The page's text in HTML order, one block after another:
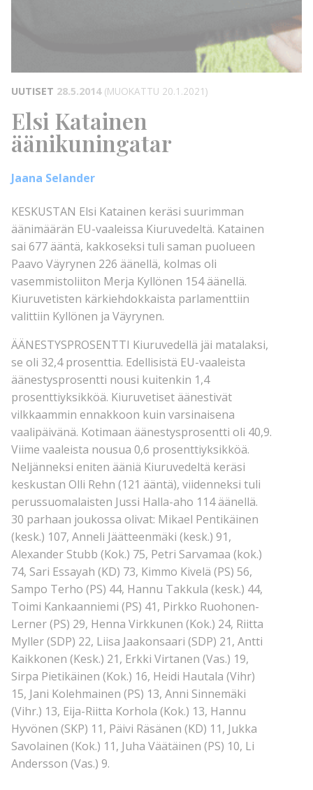
UUTISET 28.5.2014 (MUOKATTU 20.1.2021)
Elsi Katainen
äänikuningatar
Jaana Selander
KESKUSTAN Elsi Katainen keräsi suurimman
äänimäärän EU-vaaleissa Kiuruvedeltä. Katainen
sai 677 ääntä, kakkoseksi tuli saman puolueen
Paavo Väyrynen 226 äänellä, kolmas oli
vasemmistoliiton Merja Kyllönen 154 äänellä.
Kiuruvetisten kärkiehdokkaista parlamenttiin
valittiin Kyllönen ja Väyrynen.
ÄÄNESTYSPROSENTTI Kiuruvedellä jäi matalaksi,
se oli 32,4 prosenttia. Edellisistä EU-vaaleista
äänestysprosentti nousi kuitenkin 1,4
prosenttiyksikköä. Kiuruvetiset äänestivät
vilkkaammin ennakkoon kuin varsinaisena
vaalipäivänä. Kotimaan äänestysprosentti oli 40,9.
Viime vaaleista nousua 0,6 prosenttiyksikköä.
Neljänneksi eniten ääniä Kiuruvedeltä keräsi
keskustan Olli Rehn (121 ääntä), viidenneksi tuli
perussuomalaisten Jussi Halla-aho 114 äänellä.
30 parhaan joukossa olivat: Mikael Pentikäinen
(kesk.) 107, Anneli Jäätteenmäki (kesk.) 91,
Alexander Stubb (Kok.) 75, Petri Sarvamaa (kok.)
74, Sari Essayah (KD) 73, Kimmo Kivelä (PS) 56,
Sampo Terho (PS) 44, Hannu Takkula (kesk.) 44,
Toimi Kankaanniemi (PS) 41, Pirkko Ruohonen-
Lerner (PS) 29, Henna Virkkunen (Kok.) 24, Riitta
Myller (SDP) 22, Liisa Jaakonsaari (SDP) 21, Antti
Kaikkonen (Kesk.) 21, Erkki Virtanen (Vas.) 19,
Sirpa Pietikäinen (Kok.) 16, Heidi Hautala (Vihr)
15, Jani Kolehmainen (PS) 13, Anni Sinnemäki
(Vihr.) 13, Eija-Riitta Korhola (Kok.) 13, Hannu
Hyvönen (SKP) 11, Päivi Räsänen (KD) 11, Jukka
Savolainen (Kok.) 11, Juha Väätäinen (PS) 10, Li
Andersson (Vas.) 9.